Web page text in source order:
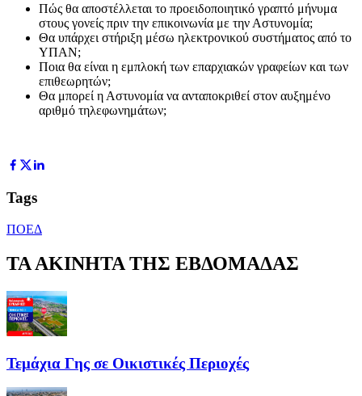
Πώς θα αποστέλλεται το προειδοποιητικό γραπτό μήνυμα
στους γονείς πριν την επικοινωνία με την Αστυνομία;
Θα υπάρχει στήριξη μέσω ηλεκτρονικού συστήματος από το
ΥΠΑΝ;
Ποια θα είναι η εμπλοκή των επαρχιακών γραφείων και των
επιθεωρητών;
Θα μπορεί η Αστυνομία να ανταποκριθεί στον αυξημένο
αριθμό τηλεφωνημάτων;
Tags
ΠΟΕΔ
ΤΑ ΑΚΙΝΗΤΑ ΤΗΣ ΕΒΔΟΜΑΔΑΣ
Τεμάχια Γης σε Οικιστικές Περιοχές